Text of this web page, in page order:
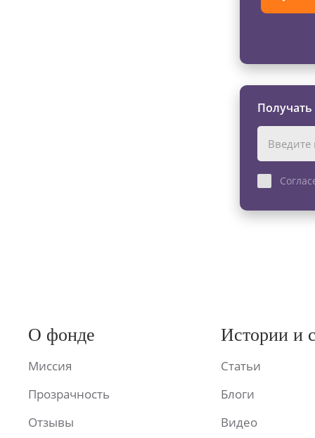
О фонде
Миссия
Прозрачность
Отзывы
Истории и
Статьи
Блоги
Видео